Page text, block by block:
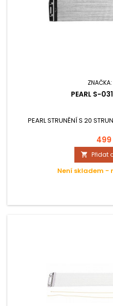
ZNAČKA:
PEARL S-
PEARL STRUNĚNÍ S 20
499
 Přidat
Není skladem -